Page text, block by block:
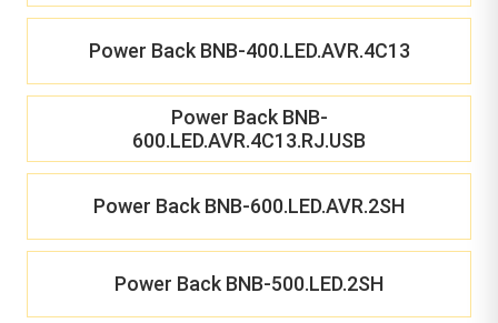
Power Back BNB-400.LED.AVR.4C13
Power Back BNB-
600.LED.AVR.4C13.RJ.USB
Power Back BNB-600.LED.AVR.2SH
Power Back BNB-500.LED.2SH